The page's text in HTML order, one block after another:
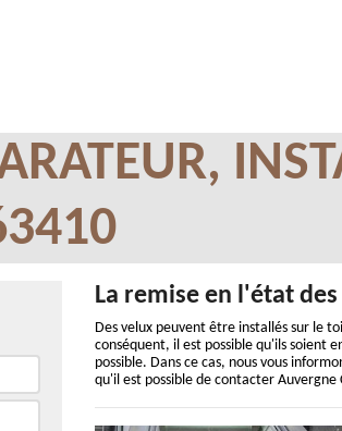
La remise en l'état
Des velux peuvent être installés sur le
conséquent, il est possible qu'ils soient
possible. Dans ce cas, nous vous
qu'il est possible de contacter